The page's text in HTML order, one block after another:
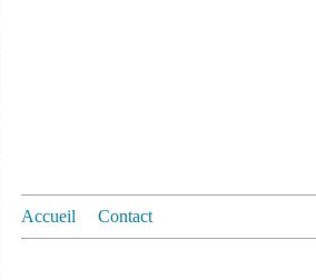
Accueil Contact